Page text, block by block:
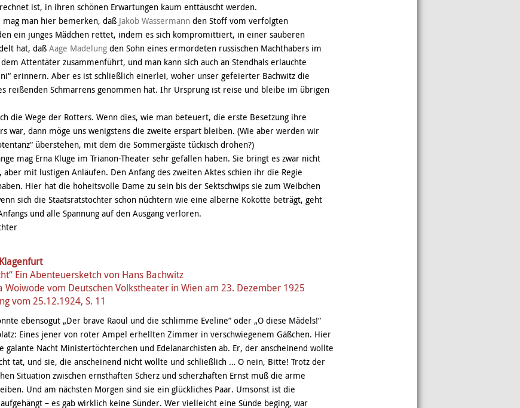
ist, in ihren schönen Erwartungen kaum enttäuscht werden.
mag man hier bemerken, daß Jakob Wassermann den Stoff vom verfolgten
ein junges Mädchen rettet, indem es sich kompromittiert, in einer sauberen
hat, daß Aage Madelung den Sohn eines ermordeten russischen Machthabers im
Attentäter zusammenführt, und man kann sich auch an Stendhals erlauchte
erinnern. Aber es ist schließlich einerlei, woher unser gefeierter Bachwitz die
reißenden Schmarrens genommen hat. Ihr Ursprung ist reise und bleibe im übrigen
die Wege der Rotters. Wenn dies, wie man beteuert, die erste Besetzung ihre
war, dann möge uns wenigstens die zweite erspart bleiben. (Wie aber werden wir
überstehen, mit dem die Sommergäste tückisch drohen?)
mag Erna Kluge im Trianon-Theater sehr gefallen haben. Sie bringt es zwar nicht
aber mit lustigen Anläufen. Den Anfang des zweiten Aktes schien ihr die Regie
Hier hat die hoheitsvolle Dame zu sein bis der Sektschwips sie zum Weibchen
sich die Staatsratstochter schon nüchtern wie eine alberne Kokotte beträgt, geht
und alle Spannung auf den Ausgang verloren.
Ein Abenteuersketch von Hans Bachwitz
Woiwode vom Deutschen Volkstheater in Wien am 23. Dezember 1925
vom 25.12.1924, S. 11
ebensogut „Der brave Raoul und die schlimme Eveline“ oder „O diese Mädels!“
Eines jener von roter Ampel erhellten Zimmer in verschwiegenem Gäßchen. Hier
galante Nacht Ministertöchterchen und Edelanarchisten ab. Er, der anscheinend wollte
tat, und sie, die anscheinend nicht wollte und schließlich … O nein, Bitte! Trotz der
Situation zwischen ernsthaften Scherz und scherzhaften Ernst muß die arme
Und am nächsten Morgen sind sie ein glückliches Paar. Umsonst ist die
– es gab wirklich keine Sünder. Wer vielleicht eine Sünde beging, war